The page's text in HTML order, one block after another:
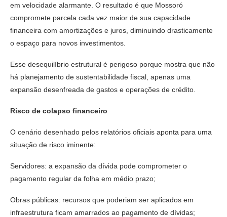
em velocidade alarmante. O resultado é que Mossoró
compromete parcela cada vez maior de sua capacidade
financeira com amortizações e juros, diminuindo drasticamente
o espaço para novos investimentos.
Esse desequilíbrio estrutural é perigoso porque mostra que não
há planejamento de sustentabilidade fiscal, apenas uma
expansão desenfreada de gastos e operações de crédito.
Risco de colapso financeiro
O cenário desenhado pelos relatórios oficiais aponta para uma
situação de risco iminente:
Servidores: a expansão da dívida pode comprometer o
pagamento regular da folha em médio prazo;
Obras públicas: recursos que poderiam ser aplicados em
infraestrutura ficam amarrados ao pagamento de dívidas;